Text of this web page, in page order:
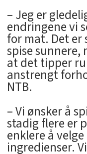
– Jeg er
endringene vi
for mat. Det er
spise sunnere,
at det tipper
anstrengt
NTB.
– Vi ønsker å
stadig flere er
enklere å
ingredienser.